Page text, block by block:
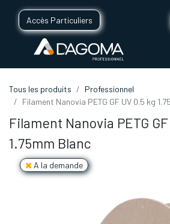
Accès Particuliers
Tous les produits
Professionnel
Filament Nanovia PETG GF UV 0.5 kg
Filament Nanovia PETG
1.75mm Blanc
A la demande